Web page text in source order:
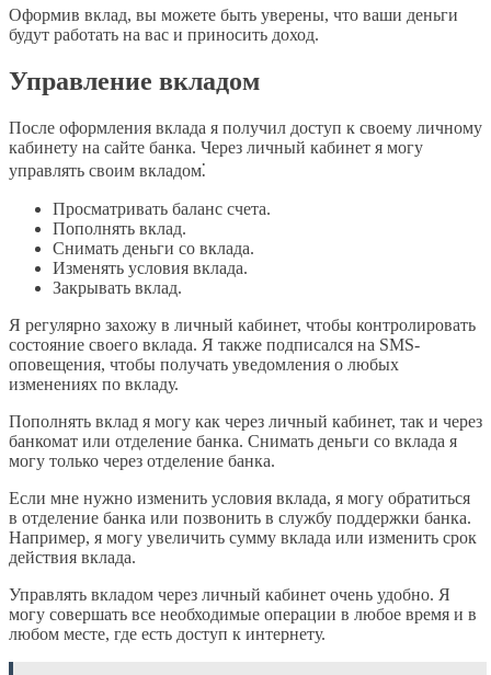
Оформив вклад, вы можете быть уверены, что ваши деньги
будут работать на вас и приносить доход.
Управление вкладом
После оформления вклада я получил доступ к своему личному
кабинету на сайте банка. Через личный кабинет я могу
управлять своим вкладом⁚
Просматривать баланс счета.
Пополнять вклад.
Снимать деньги со вклада.
Изменять условия вклада.
Закрывать вклад.
Я регулярно захожу в личный кабинет, чтобы контролировать
состояние своего вклада. Я также подписался на SMS-
оповещения, чтобы получать уведомления о любых
изменениях по вкладу.
Пополнять вклад я могу как через личный кабинет, так и через
банкомат или отделение банка. Снимать деньги со вклада я
могу только через отделение банка.
Если мне нужно изменить условия вклада, я могу обратиться
в отделение банка или позвонить в службу поддержки банка.
Например, я могу увеличить сумму вклада или изменить срок
действия вклада.
Управлять вкладом через личный кабинет очень удобно. Я
могу совершать все необходимые операции в любое время и в
любом месте, где есть доступ к интернету.